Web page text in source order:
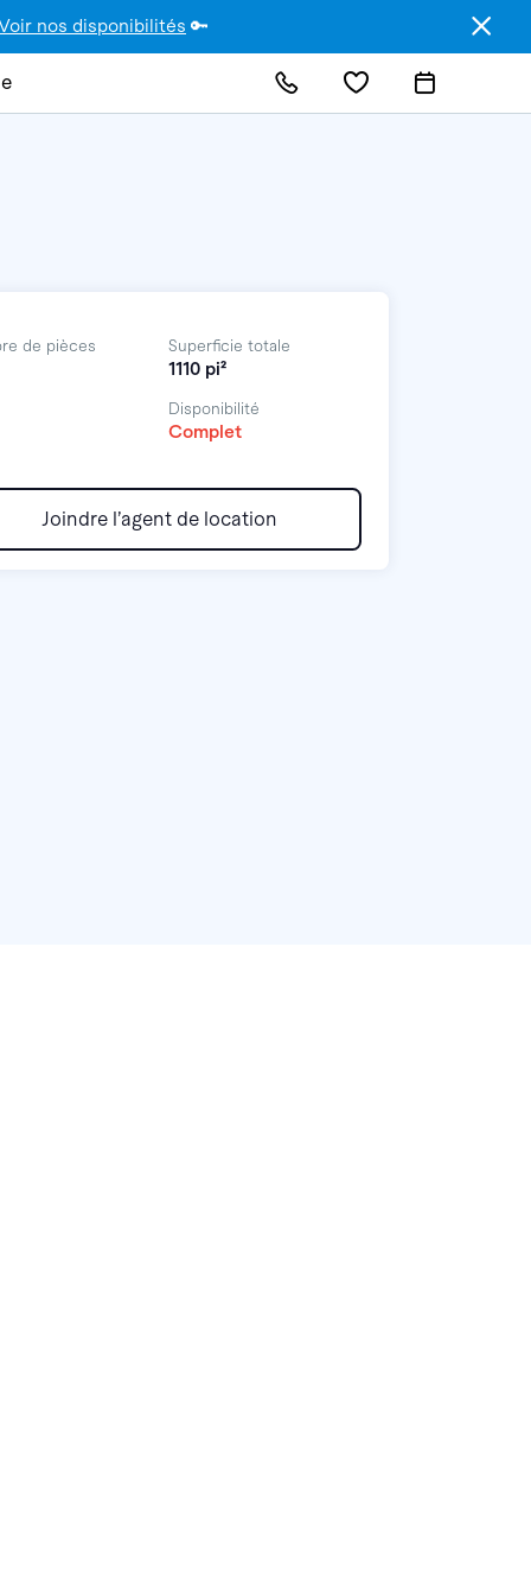
nos disponibilités 🔑
de pièces Superficie totale
1110 pi²
Disponibilité
Complet
Joindre l’agent de location